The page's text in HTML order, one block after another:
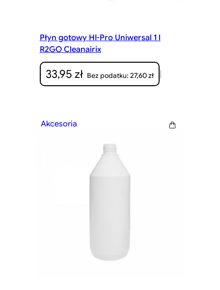
Płyn gotowy HI-Pro Uniwersal 1 l
R2GO Cleanairix
33,95 zł Bez podatku: 27,60zł |
Akcesoria